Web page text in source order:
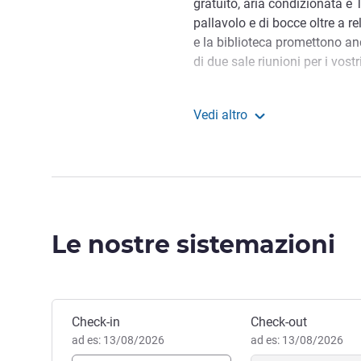
gratuito, aria condizionata e
pallavolo e di bocce oltre a
e la biblioteca promettono
di due sale riunioni per i
di 30 minuti di auto
Vicino alla A4 e alla
Siete arrivati! Adesso
cordiale staff è qui per darvi
Vedi altro
Le nostre sistemazioni
Prenota questo hotel
Check-in
ad es: 13/08/2026
Check-out
ad es: 13/08/2026